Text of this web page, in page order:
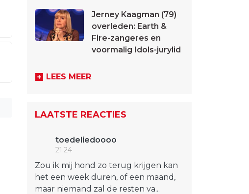
Jerney Kaagman (79)
overleden: Earth &
Fire-zangeres en
voormalig Idols-jurylid
LEES MEER
LAATSTE REACTIES
toedeliedoooo
21:24
Zou ik mij hond zo terug krijgen kan
het een week duren, of een maand,
maar niemand zal de resten va...